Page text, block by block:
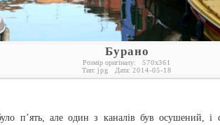
Бурано
Розмір оригіналу: 570x361
Тип: jpg Дата: 2014-05-18
п’ять, але один з каналів був осушений, і